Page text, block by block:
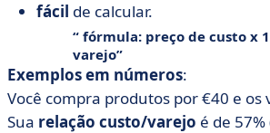
fácil de calcular.
fórmula: preço de custo x
varejo
Exemplos em números:
Você compra produtos por €40 e os
Sua relação custo/varejo é de